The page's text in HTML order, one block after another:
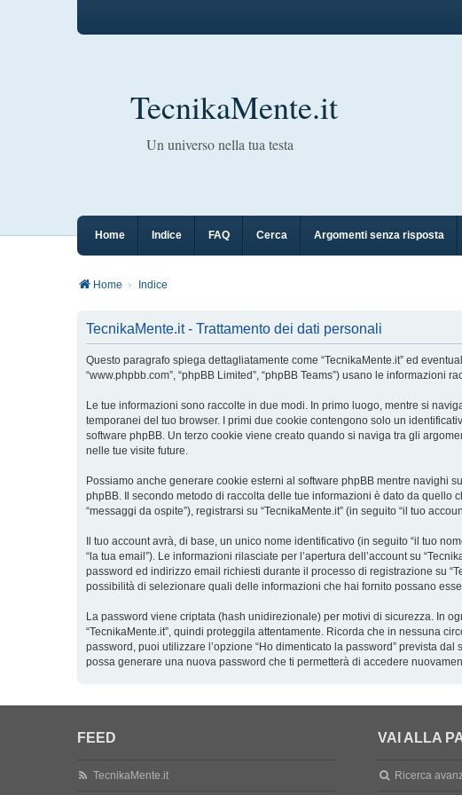
TecnikaMente.it
Un universo nella tua testa
Home Indice FAQ Cerca Argomenti senza risposta
Home Indice
TecnikaMente.it - Trattamento dei dati personali
Questo paragrafo spiega dettagliatamente come “TecnikaMente.it” ed
“www.phpbb.com”, “phpBB Limited”, “phpBB Teams”) usano le informazioni
Le tue informazioni sono raccolte in due modi. In primo luogo, mentre si
temporanei del tuo browser. I primi due cookie contengono solo un
software phpBB. Un terzo cookie viene creato quando si naviga tra gli
nelle tue visite future.
Possiamo anche generare cookie esterni al software phpBB mentre navighi
phpBB. Il secondo metodo di raccolta delle tue informazioni è dato da
“messaggi da ospite”), registrarsi su “TecnikaMente.it” (in seguito “il tuo
Il tuo account avrà, di base, un unico nome identificativo (in seguito “il tuo
“la tua email”). Le informazioni rilasciate per l’apertura dell’account su
password ed indirizzo email richiesti durante il processo di registrazione su
possibilità di selezionare quali delle informazioni che hai fornito possano
La password viene criptata (hash unidirezionale) per motivi di sicurezza. In
“TecnikaMente.it”, quindi proteggila attentamente. Ricorda che in nessuna
password, puoi utilizzare l’opzione “Ho dimenticato la password” prevista
possa generare una nuova password che ti permetterà di accedere
FEED
TecnikaMente.it
VAI ALLA
Ricerca